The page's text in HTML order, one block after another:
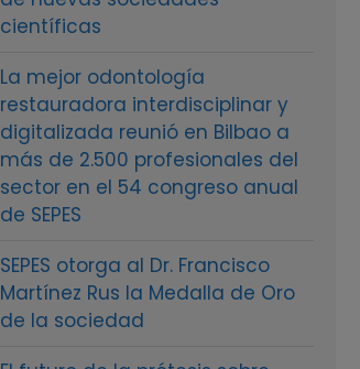
científicas
La mejor odontología
restauradora interdisciplinar y
digitalizada reunió en Bilbao a
más de 2.500 profesionales del
sector en el 54 congreso anual
de SEPES
SEPES otorga al Dr. Francisco
Martínez Rus la Medalla de Oro
de la sociedad